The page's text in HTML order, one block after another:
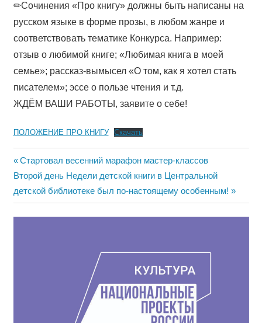
✏Сочинения «Про книгу» должны быть написаны на
русском языке в форме прозы, в любом жанре и
соответствовать тематике Конкурса. Например:
отзыв о любимой книге; «Любимая книга в моей
семье»; рассказ-вымысел «О том, как я хотел стать
писателем»; эссе о пользе чтения и т.д.
ЖДЁМ ВАШИ РАБОТЫ, заявите о себе!
ПОЛОЖЕНИЕ ПРО КНИГУ Скачать
Навигация
по
записям
Предыдущая
запись:
Стартовал весенний марафон мастер-классов
Следующая
запись:
Второй день Недели детской книги в Центральной
детской библиотеке был по-настоящему особенным!